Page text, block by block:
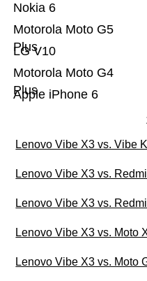
Apple iPhone 6
Motorola Moto G4
Plus
LG V10
Motorola Moto G5
Plus
Nokia 6
Lenovo Vibe X3 vs. Vibe
Lenovo Vibe X3 vs.
Lenovo Vibe X3 vs.
Lenovo Vibe X3 vs. Moto
Lenovo Vibe X3 vs. Moto